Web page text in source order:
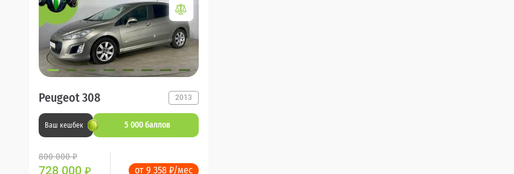
Peugeot 308 2013
Ваш кешбек 5 000 баллов
800 000 ₽
728 000 ₽ от 9 358 ₽/мес